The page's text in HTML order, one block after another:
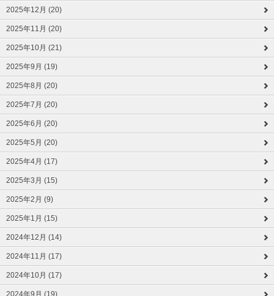
2025年12月 (20)
2025年11月 (20)
2025年10月 (21)
2025年9月 (19)
2025年8月 (20)
2025年7月 (20)
2025年6月 (20)
2025年5月 (20)
2025年4月 (17)
2025年3月 (15)
2025年2月 (9)
2025年1月 (15)
2024年12月 (14)
2024年11月 (17)
2024年10月 (17)
2024年9月 (19)